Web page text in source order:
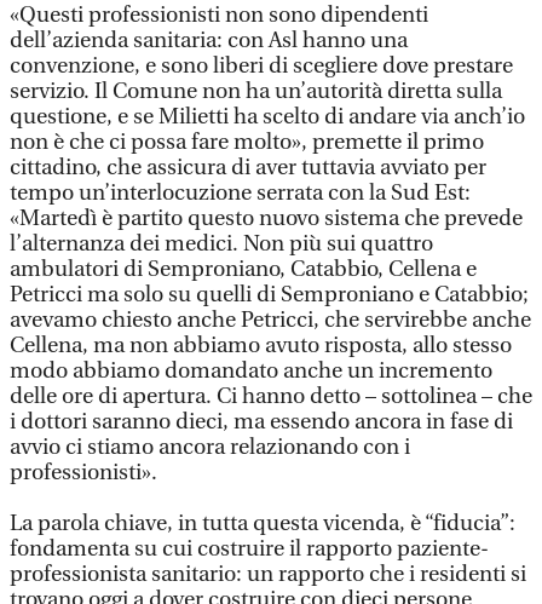
«Questi professionisti non sono dipendenti
dell’azienda sanitaria: con Asl hanno una
convenzione, e sono liberi di scegliere dove prestare
servizio. Il Comune non ha un’autorità diretta sulla
questione, e se Milietti ha scelto di andare via anch’io
non è che ci possa fare molto», premette il primo
cittadino, che assicura di aver tuttavia avviato per
tempo un’interlocuzione serrata con la Sud Est:
«Martedì è partito questo nuovo sistema che prevede
l’alternanza dei medici. Non più sui quattro
ambulatori di Semproniano, Catabbio, Cellena e
Petricci ma solo su quelli di Semproniano e Catabbio;
avevamo chiesto anche Petricci, che servirebbe anche
Cellena, ma non abbiamo avuto risposta, allo stesso
modo abbiamo domandato anche un incremento
delle ore di apertura. Ci hanno detto – sottolinea – che
i dottori saranno dieci, ma essendo ancora in fase di
avvio ci stiamo ancora relazionando con i
professionisti».
La parola chiave, in tutta questa vicenda, è “fiducia”:
fondamenta su cui costruire il rapporto paziente-
professionista sanitario: un rapporto che i residenti si